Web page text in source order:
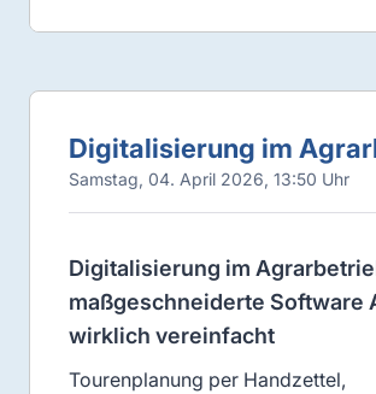
Digitalisierung im
Samstag, 04. April 2026, 13:50 Uhr
Digitalisierung im
maßgeschneiderte Software
wirklich vereinfacht
Tourenplanung per Handzettel,